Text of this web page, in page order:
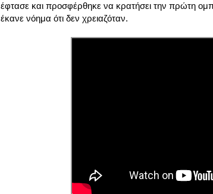
έφτασε και προσφέρθηκε να κρατήσει την πρώτη
έκανε νόημα ότι δεν χρειαζόταν.